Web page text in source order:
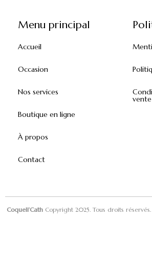
Menu principal
Accueil
Occasion
Nos services
Boutique en ligne
À propos
Contact
vente
Coqueli’Cath Copyright 2025. Tous droits